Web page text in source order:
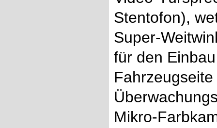
Stentofon),
Super-
für den
Mikro-